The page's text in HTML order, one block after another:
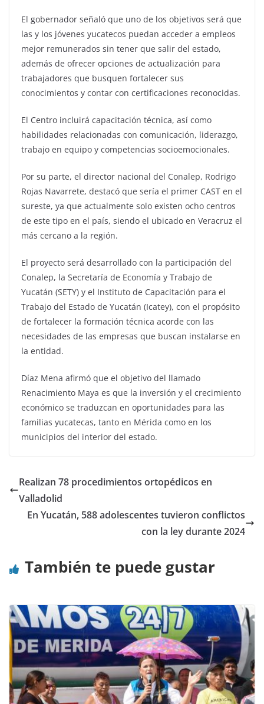
El gobernador señaló que uno de los objetivos será que
las y los jóvenes yucatecos puedan acceder a empleos
mejor remunerados sin tener que salir del estado,
además de ofrecer opciones de actualización para
trabajadores que busquen fortalecer sus
conocimientos y contar con certificaciones reconocidas.
El Centro incluirá capacitación técnica, así como
habilidades relacionadas con comunicación, liderazgo,
trabajo en equipo y competencias socioemocionales.
Por su parte, el director nacional del Conalep, Rodrigo
Rojas Navarrete, destacó que sería el primer CAST en el
sureste, ya que actualmente solo existen ocho centros
de este tipo en el país, siendo el ubicado en Veracruz el
más cercano a la región.
El proyecto será desarrollado con la participación del
Conalep, la Secretaría de Economía y Trabajo de
Yucatán (SETY) y el Instituto de Capacitación para el
Trabajo del Estado de Yucatán (Icatey), con el propósito
de fortalecer la formación técnica acorde con las
necesidades de las empresas que buscan instalarse en
la entidad.
Díaz Mena afirmó que el objetivo del llamado
Renacimiento Maya es que la inversión y el crecimiento
económico se traduzcan en oportunidades para las
familias yucatecas, tanto en Mérida como en los
municipios del interior del estado.
Realizan 78 procedimientos ortopédicos en
Valladolid
En Yucatán, 588 adolescentes tuvieron conflictos
con la ley durante 2024
También te puede gustar